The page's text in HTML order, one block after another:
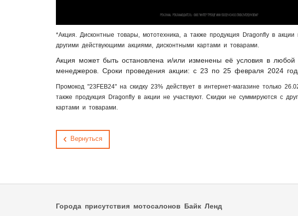
*Акция. Дисконтные товары, мототехника, а также продукция Dragonfly в
другими действующими акциями, дисконтными картами и товарами.
Акция может быть остановлена и/или изменены её условия в
менеджеров. Сроки проведения акции: с 23 по 25 февраля 2024
Промокод "23FEB24" на скидку 23% действует в интернет-магазине только
также продукция Dragonfly в акции не участвуют. Скидки не суммируются с
картами и товарами.
Вернуться
Города присутствия мотосалонов Байк Ленд